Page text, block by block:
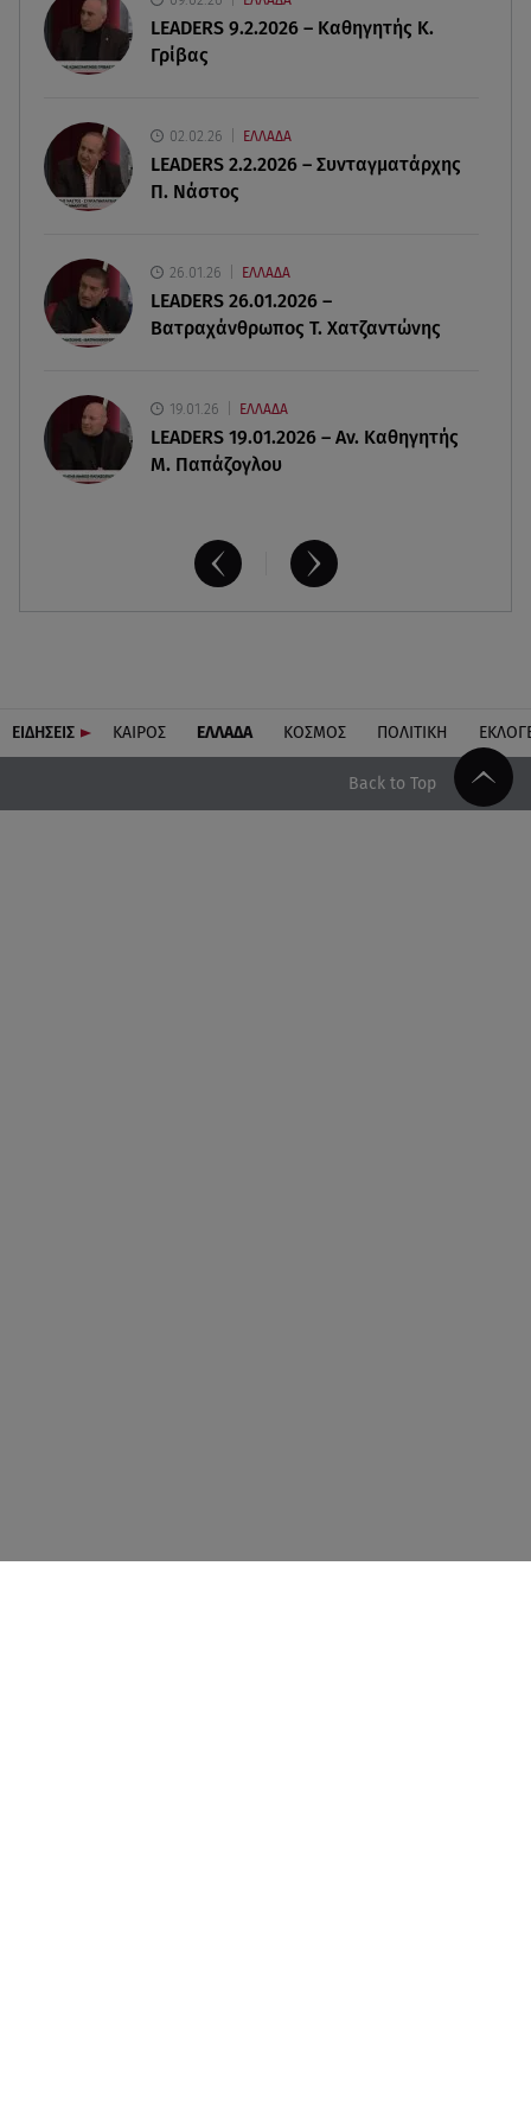
08.08.26 , 22:45
Κρήτη: Τι απαντά η ΕΛ.ΑΣ. για το βίντεο με τον
μεθυσμένο τουρίστα
Αλεξανδρούπολη: Ανασύρθηκε χωρίς τις
αισθήσεις του ηλικιωμένος από πηγάδι
δηλητηρίασαν δύο δέντρα
LEADERS 9.2.2026 – Καθηγητής Κ.
Γρίβας
02.02.26 ΕΛΛΑΔΑ
LEADERS 2.2.2026 – Συνταγματάρχης
Π. Νάστος
26.01.26 ΕΛΛΑΔΑ
LEADERS 26.01.2026 –
Βατραχάνθρωπος Τ. Χατζαντώνης
19.01.26 ΕΛΛΑΔΑ
LEADERS 19.01.2026 – Αν. Καθηγητής
Μ. Παπάζογλου
ΕΙΔΗΣΕΙΣ ΚΑΙΡΟΣ ΕΛΛΑΔΑ ΚΟΣΜΟΣ ΠΟΛΙΤΙΚΗ
Back to Top